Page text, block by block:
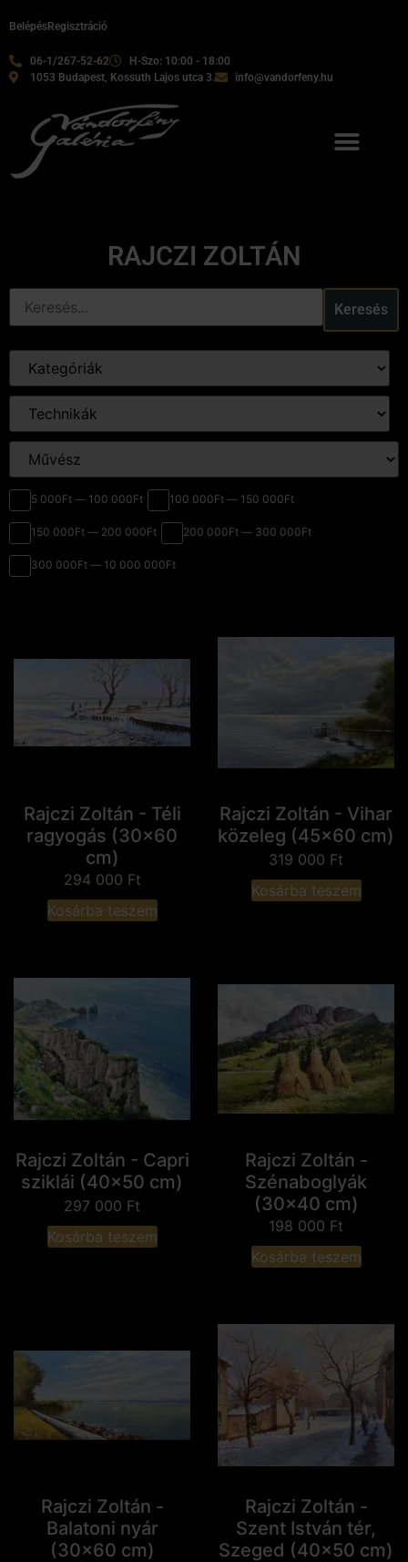
06-1/267-52-62
H-Szo: 10:00 - 18:00
1053 Budapest, Kossuth Lajos utca 3.
info@vandorfeny.hu
BelépésRegisztráció
RAJCZI ZOLTÁN
Keresés
5 000Ft — 100 000Ft 100 000Ft — 150 000Ft
150 000Ft — 200 000Ft 200 000Ft — 300 000Ft
300 000Ft — 10 000 000Ft
Rajczi Zoltán - Téli
ragyogás (30x60
cm)
294 000 Ft
Kosárba teszem
Rajczi Zoltán - Vihar
közeleg (45x60 cm)
319 000 Ft
Kosárba teszem
Rajczi Zoltán - Capri
sziklái (40x50 cm)
297 000 Ft
Kosárba teszem
Rajczi Zoltán -
Szénaboglyák
(30x40 cm)
198 000 Ft
Kosárba teszem
Rajczi Zoltán -
Balatoni nyár
(30x60 cm)
Rajczi Zoltán -
Szent István tér,
Szeged (40x50 cm)